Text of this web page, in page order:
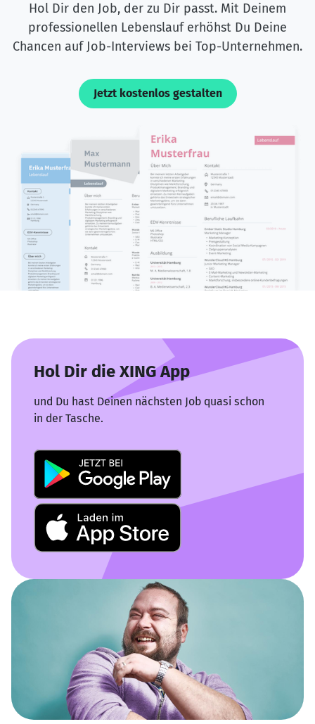
Hol Dir den Job, der zu Dir passt. Mit Deinem
professionellen Lebenslauf erhöhst Du Deine
Chancen auf Job-Interviews bei Top-Unternehmen.
Jetzt kostenlos gestalten
Hol Dir die XING App
und Du hast Deinen nächsten Job quasi schon
in der Tasche.